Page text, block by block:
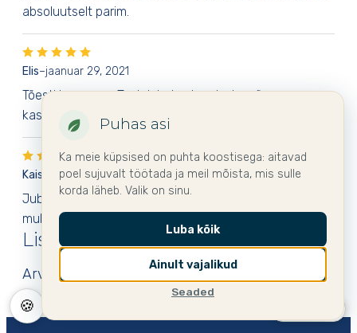
absoluutselt parim.
Elis–jaanuar 29, 2021
Tõesti hea seep. Teeb jalad pehmeks ja mõnus
kasutada
Kaisa Raja– oktoober 22, 2020
Juba amnu kasutan jalaseepi, täiesti kohustuslik asi
mul kodus. Riiulis ootab veel proovimist kehakreem.
Lisa arvustus
Arvustuse lisamisekslogi sisse.
Puhas asi
Ka meie küpsised on puhta koostisega: aitavad
poel sujuvalt töötada ja meil mõista, mis sulle
korda läheb. Valik on sinu.
Ainult vajalikud
Seaded
Luba kõik
🍪